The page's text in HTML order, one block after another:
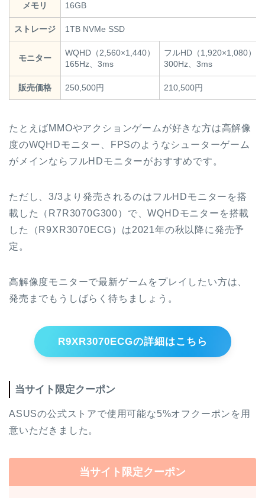
メモリ 16GB
ストレージ 1TB NVMe SSD
モニター
WQHD（2,560×1,440）
165Hz、3ms
フルHD（1,920×1,080）
300Hz、3ms
販売価格 250,500円 210,500円
たとえばMMOやアクションゲームが好きな方は高解像
度のWQHDモニター、FPSのようなシューターゲーム
がメインならフルHDモニターがおすすめです。
ただし、3/3より発売されるのはフルHDモニターを搭
載した（R7R3070G300）で、WQHDモニターを搭載
した（R9XR3070ECG）は2021年の秋以降に発売予
定。
高解像度モニターで最新ゲームをプレイしたい方は、
発売までもうしばらく待ちましょう。
R9XR3070ECGの詳細はこちら
当サイト限定クーポン
ASUSの公式ストアで使用可能な5%オフクーポンを用
意いただきました。
当サイト限定クーポン